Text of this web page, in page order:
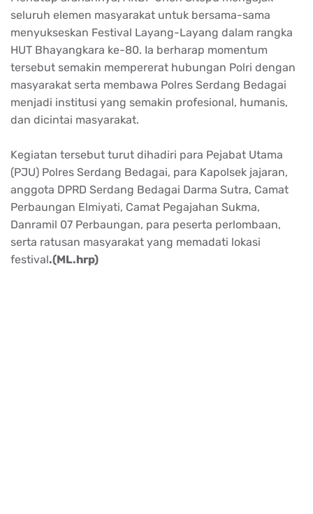
seluruh elemen masyarakat untuk bersama-sama
menyukseskan Festival Layang-Layang dalam rangka
HUT Bhayangkara ke-80. Ia berharap momentum
tersebut semakin mempererat hubungan Polri dengan
masyarakat serta membawa Polres Serdang Bedagai
menjadi institusi yang semakin profesional, humanis,
dan dicintai masyarakat.
Kegiatan tersebut turut dihadiri para Pejabat Utama
(PJU) Polres Serdang Bedagai, para Kapolsek jajaran,
anggota DPRD Serdang Bedagai Darma Sutra, Camat
Perbaungan Elmiyati, Camat Pegajahan Sukma,
Danramil 07 Perbaungan, para peserta perlombaan,
serta ratusan masyarakat yang memadati lokasi
festival.(ML.hrp)